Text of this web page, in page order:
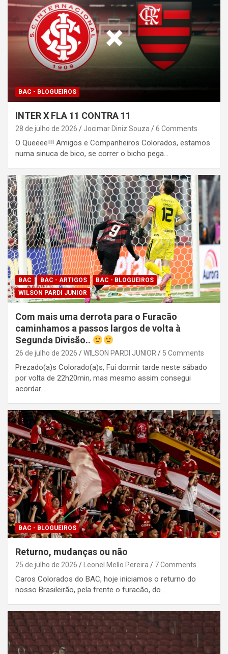
BAC - BLOGUEIROS
INTER X FLA 11 CONTRA 11
28 de julho de 2026 Jocimar Diniz Souza 6 Comments
O Queeee!!! Amigos e Companheiros Colorados, estamos
numa sinuca de bico, se correr o bicho pega…
BAC BAC - ARTIGOS
BAC - BLOGUEIROS
WILSON PARDI JUNIOR
Com mais uma derrota para o Furacão
caminhamos a passos largos de volta à
Segunda Divisão..
26 de julho de 2026 WILSON PARDI JUNIOR 5 Comments
Prezado(a)s Colorado(a)s, Fui dormir tarde neste sábado
por volta de 22h20min, mas mesmo assim consegui
acordar…
BAC - BLOGUEIROS
Returno, mudanças ou não
25 de julho de 2026 Leonel Mello Pereira 7 Comments
Caros Colorados do BAC, hoje iniciamos o returno do
nosso Brasileirão, pela frente o furacão, do…